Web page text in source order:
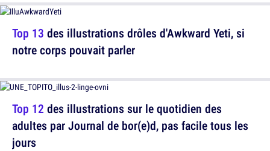
Top 12 des illustrations sur le quotidien des
adultes par Journal de bor(e)d, pas facile tous les
jours
Top 13 des illustrations drôles d'Awkward Yeti, si
notre corps pouvait parler